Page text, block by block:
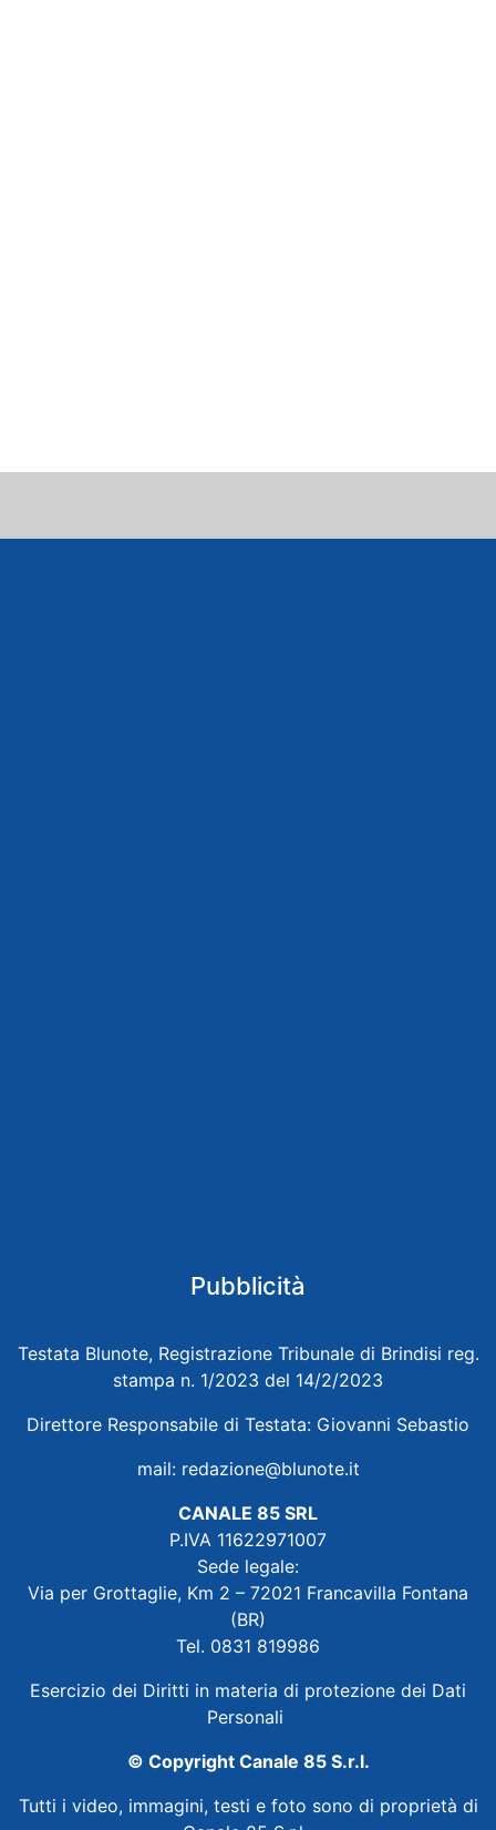
Pubblicità
Testata Blunote, Registrazione Tribunale di Brindisi reg.
stampa n. 1/2023 del 14/2/2023
Direttore Responsabile di Testata: Giovanni Sebastio
mail: redazione@blunote.it
CANALE 85 SRL
P.IVA 11622971007
Sede legale:
Via per Grottaglie, Km 2 – 72021 Francavilla Fontana
(BR)
Tel. 0831 819986
Esercizio dei Diritti in materia di protezione dei Dati
Personali
© Copyright Canale 85 S.r.l.
Tutti i video, immagini, testi e foto sono di proprietà di